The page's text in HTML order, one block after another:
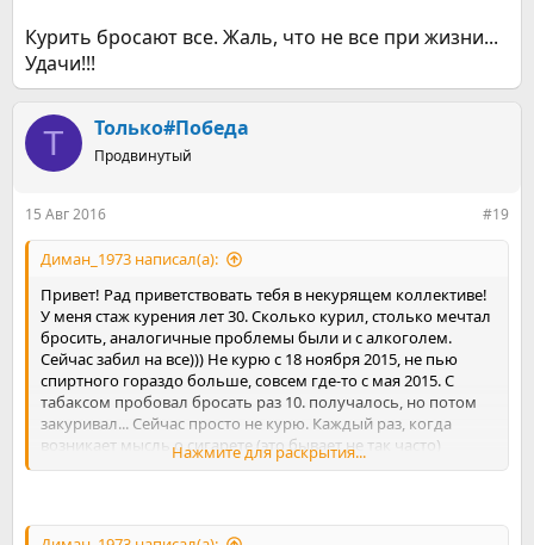
Курить бросают все. Жаль, что не все при жизни...
Удачи!!!
Т Только#Победа
Продвинутый
15 Авг 2016 #19
Диман_1973 написал(а):
Привет! Рад приветствовать тебя в некурящем коллективе!
У меня стаж курения лет 30. Сколько курил, столько мечтал
бросить, аналогичные проблемы были и с алкоголем.
Сейчас забил на все))) Не курю с 18 ноября 2015, не пью
спиртного гораздо больше, совсем где-то с мая 2015. С
табаксом пробовал бросать раз 10. получалось, но потом
закуривал... Сейчас просто не курю. Каждый раз, когда
возникает мысль о сигарете (это бывает не так часто)
просто сам делаю выбор да или нет. Говорю нет и это
помогает чтение книг об алкоголе и курении (например
Нажмите для раскрытия...